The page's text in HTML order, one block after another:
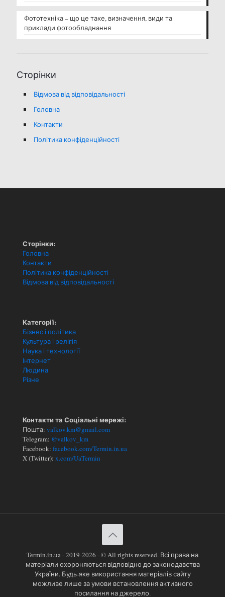
Фототехніка – що це таке, визначення, види та
приклади фотообладнання
Сторінки
Відмова від відповідальності
Головна
Контакти
Політика конфіденційності
Сторінки:
Головна
Контакти
Політика конфіденційності
Відмова від відповідальності
Категорії:
Бізнес і політика
Культура і релігія
Наука і технології
Інтернет
Людина
Різне
Контакти та Соціальні мережі:
Пошта: valkov.km@gmail.com
Telegram: @valkov_km
Facebook: facebook.com/Termin.in.ua
X (Twitter): x.com/UaTermin
Termin.in.ua - 2019-2026 - © All rights reserved. Всі права на
матеріали охороняються відповідно до законодавства
України. Будь-яке використання матеріалів сайту
можливе лише за умови встановлення активного
посилання на джерело.